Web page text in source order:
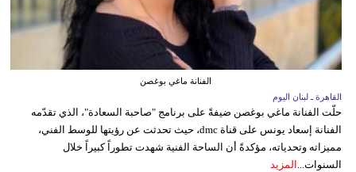
الفنانة ماغي بوغصن
القاهرة ـ لبنان اليوم
حلّت الفنانة ماغي بوغصن ضيفةً على برنامج "صاحبة السعادة"، الذي تقدّمه
الفنانة إسعاد يونس على قناة dmc، حيث تحدثت عن رؤيتها للوسط الفني،
مميزاته وتحدياته، مؤكدةً أن الساحة الفنية شهدت تطوراً كبيراً خلال
السنوات... المزيد